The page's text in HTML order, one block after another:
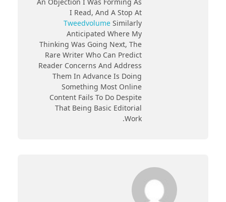
I Read, And A Stop At
Tweedvolume Similarly
Anticipated Where My
Thinking Was Going Next, The
Rare Writer Who Can Predict
Reader Concerns And Address
Them In Advance Is Doing
Something Most Online
Content Fails To Do Despite
That Being Basic Editorial
Work.